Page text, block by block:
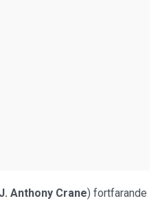
J. Anthony Crane) fortfarande